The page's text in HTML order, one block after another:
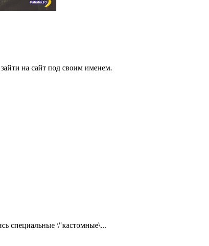
на сайт под своим именем.
специальные \"кастомные\...